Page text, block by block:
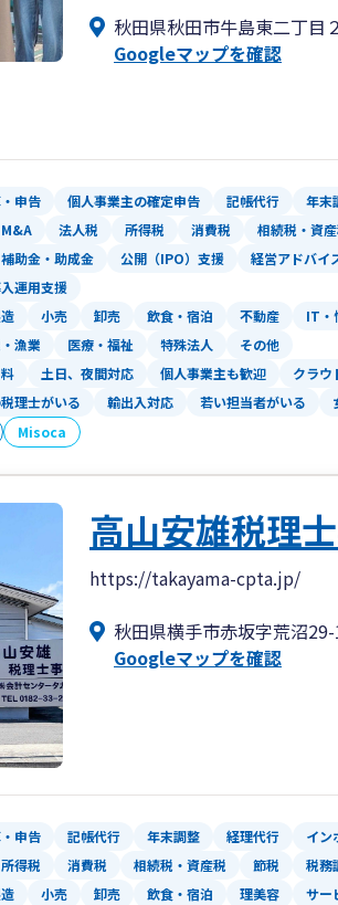
いそがしい起業初期の手続き
・創業融資サポート、令和5
・元飲食店経営者(年商7,000
業・介護・農業に強みあり。
・専門書籍の出版実績あり（
・30代若手税理士が経営
・国税OBが顧問にいるため、
・スタッフが20代30代と若く
・JR秋田駅から車で約10分、
り）。牛島商店街の通りです。
秋田県秋田市牛島東二丁目
Googleマップを確認
申告 個人事業主の確定申告 記帳代行 年末
法人税 所得税 消費税 相続税・資
助金・助成金
公開（IPO）支援 経営アドバイ
運用支援
小売 卸売 飲食・宿泊 不動産 IT・
漁業
医療・福祉 特殊法人 その他
土日、夜間対応 個人事業主も歓迎 クラウ
理士がいる
輸出入対応 若い担当者がいる
Misoca
高山安雄税理
https://takayama-cpta.jp/
秋田県横手市赤坂字荒沼29-
Googleマップを確認
申告 記帳代行 年末調整 経理代行 イン
所得税 消費税 相続税・資産税 節税 税務
小売 卸売 飲食・宿泊 理美容 サー